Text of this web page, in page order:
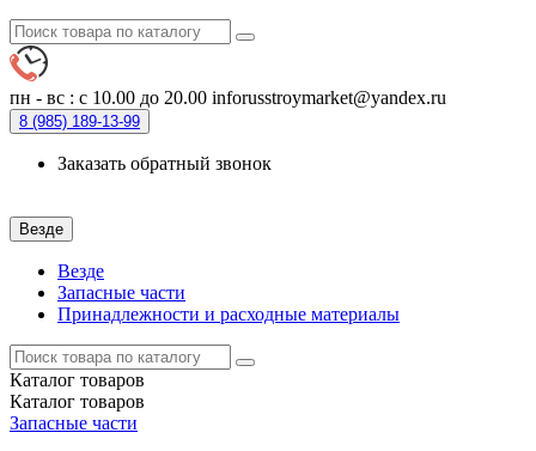
пн - вс : с 10.00 до 20.00 inforusstroymarket@yandex.ru
8 (985) 189-13-99
Заказать обратный звонок
Везде
Везде
Запасные части
Принадлежности и расходные материалы
Каталог товаров
Каталог товаров
Запасные части